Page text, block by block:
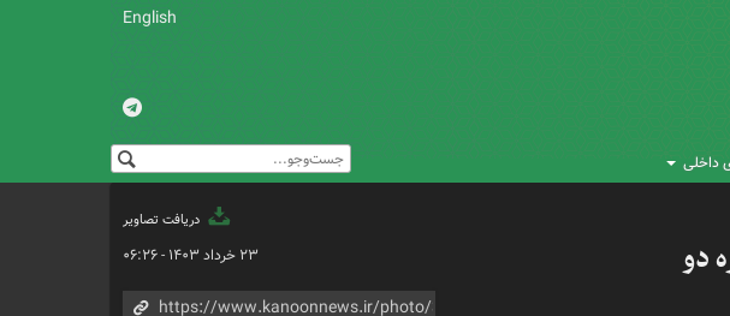
English
داخلی
دریافت تصاویر
دو ۲۳ خرداد ۱۴۰۳ - ۰۶:۲۶